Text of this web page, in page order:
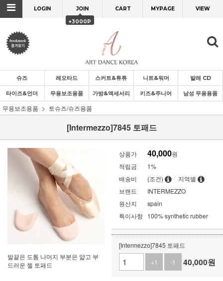
LOGIN
JOIN
+3000P
CART MYPAGE VIEW
슈즈 레오타드 스커트&튜튜 니트&워머 발레 CD
타이즈&언더 무용보조용품 가방&액세서리 키즈&주니어 남성 무용용품
무용보조용품 토슈즈/슈즈용품
[Intermezzo]7845 토패드
발끝은 도톰 나머지 부분은 얇고 부
드러운 젤 토패드
상품가 40,000원
적립금
1%
배송비
(조건)
지역별
브랜드
INTERMEZZO
원산지
spain
특이사항 100% synthetic rubber
[Intermezzo]7845 토패드
+1
-1 40,000원